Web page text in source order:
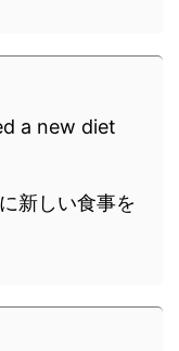
a new diet
新しい食事を